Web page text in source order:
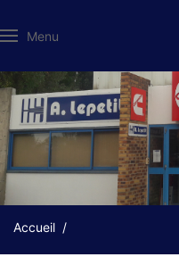
Menu
Accueil